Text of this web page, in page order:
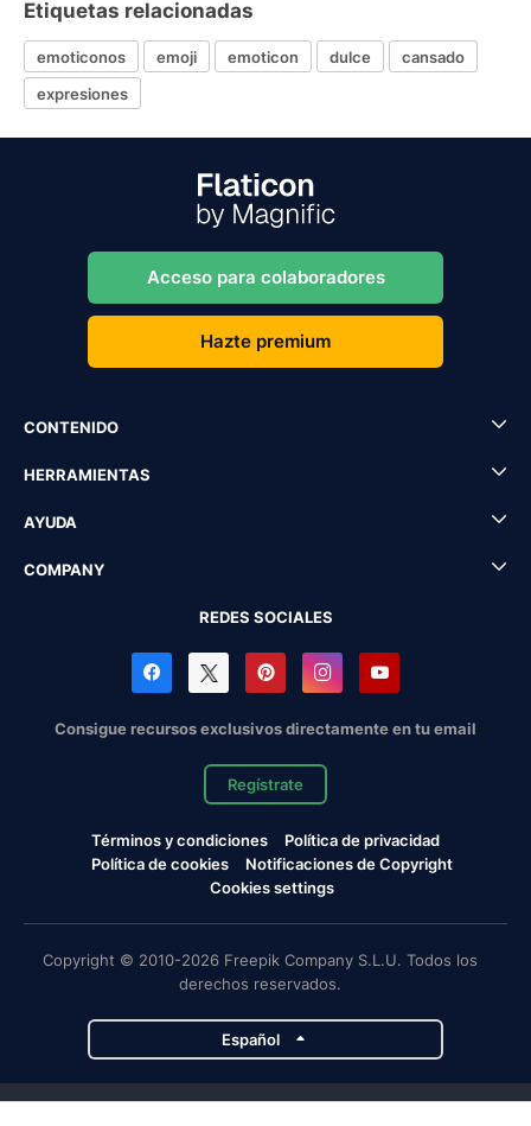
Etiquetas relacionadas
emoticonos emoji emoticon dulce
cansado
expresiones
Acceso para colaboradores
Hazte premium
CONTENIDO
HERRAMIENTAS
AYUDA
COMPANY
REDES SOCIALES
Consigue recursos exclusivos directamente en tu email
Regístrate
Términos y condiciones
Política de privacidad
Política de cookies
Notificaciones de Copyright
Cookies settings
Copyright © 2010-2026 Freepik Company S.L.U. Todos los
derechos reservados.
Español